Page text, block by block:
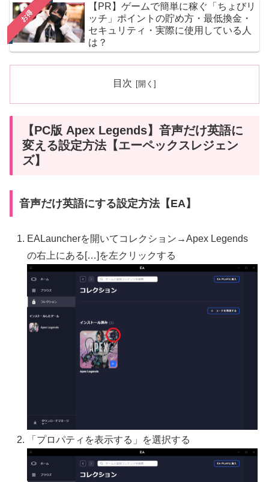
お得
【PR】ゲームで簡単に稼ぐ「ちょびリ
ッチ」ポイントの貯め方・最低換金・
セキュリティ・実際に使用している人
は？
目次
【PC版 Apex Legends】音声だけ英語に
変える設定方法【エーペックスレジェン
ズ】
音声だけ英語にする設定方法【EA】
EALauncherを開いてコレクション→Apex Legends
の右上にある[…]を左クリックする
「プロパティを表示する」を選択する